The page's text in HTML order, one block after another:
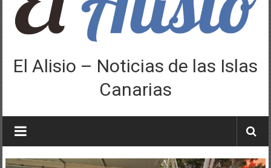
El Alisio – Noticias de las Islas
Canarias